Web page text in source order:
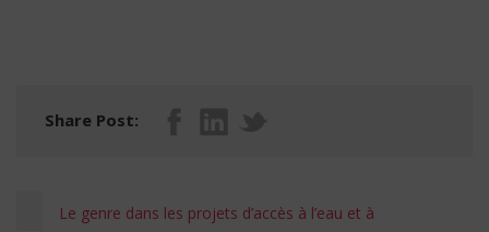
Share Post:
Le genre dans les projets d’accès à l’eau et à